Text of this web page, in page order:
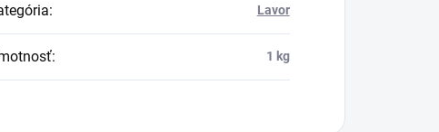
: Lavor
: 1 kg